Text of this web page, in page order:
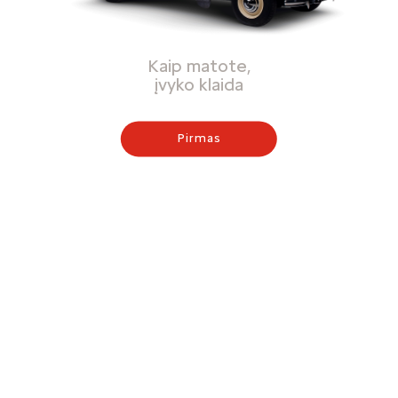
Kaip matote,
įvyko klaida
Pirmas